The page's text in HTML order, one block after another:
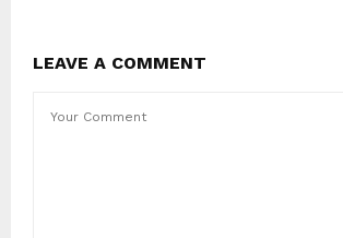
LEAVE A COMMENT